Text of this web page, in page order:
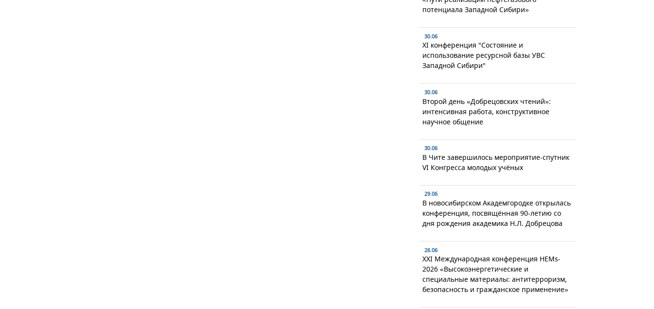
потенциала Западной Сибири»
30.06
XI конференция "Состояние и
использование ресурсной базы УВС
Западной Сибири"
30.06
Второй день «Добрецовских чтений»:
интенсивная работа, конструктивное
научное общение
30.06
В Чите завершилось мероприятие-спутник
VI Конгресса молодых учёных
29.06
В новосибирском Академгородке открылась
конференция, посвящённая 90-летию со
дня рождения академика Н.Л. Добрецова
26.06
XXI Международная конференция HEMs-
2026 «Высокоэнергетические и
специальные материалы: антитерроризм,
безопасность и гражданское применение»